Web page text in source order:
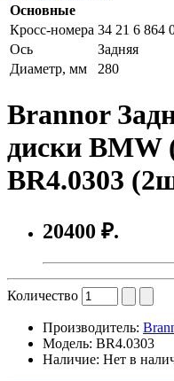
Основные
Кросс-номера 34 21 6 864
Ось
Задняя
Диаметр, мм
280
Brannor
диски BMW
BR4.0303
20400 ₽.
Количество
Производитель:
Модель: BR4.0303
Наличие: Нет в